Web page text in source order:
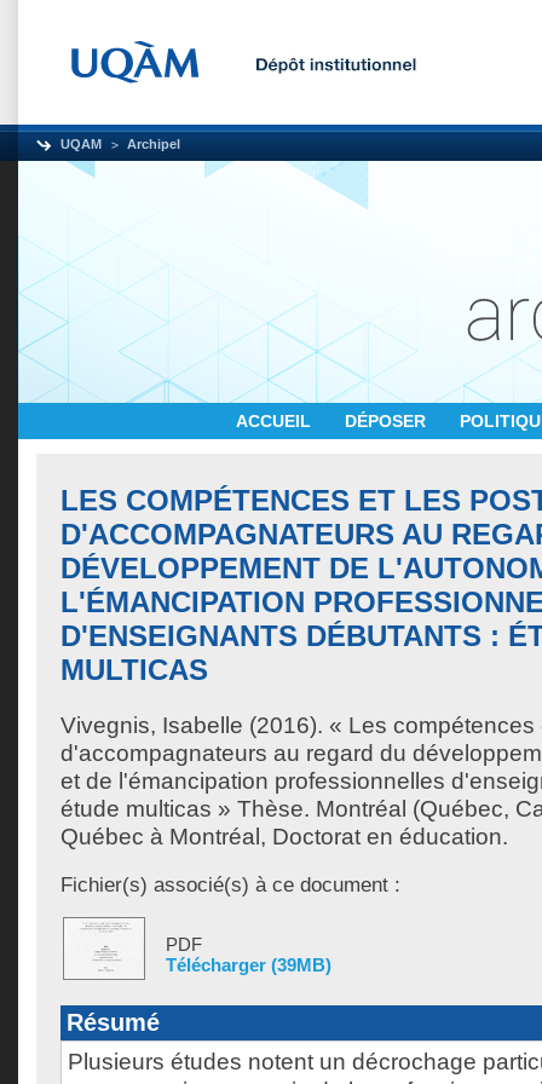
UQAM Archipel
ACCUEIL DÉPOSER
LES COMPÉTENCES ET LES
D'ACCOMPAGNATEURS AU
DÉVELOPPEMENT DE
L'ÉMANCIPATION
D'ENSEIGNANTS DÉBUTANTS :
MULTICAS
Vivegnis, Isabelle (2016). « Les
d'accompagnateurs au regard du
et de l'émancipation professionnelles
étude multicas » Thèse. Montréal (Québec,
Québec à Montréal, Doctorat en éducation.
Fichier(s) associé(s) à ce document :
PDF
Télécharger (39MB)
Résumé
Plusieurs études notent un décrochage